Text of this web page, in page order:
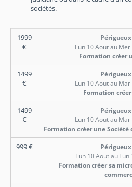
sociétés.
1999
€
Lun 10 Aout au
Formation créer
1499
€
Lun 10 Aout au
Formation créer
1499
€
Lun 10 Aout au
Formation créer une Société
999€
Lun 10 Aout au
Formation créer sa